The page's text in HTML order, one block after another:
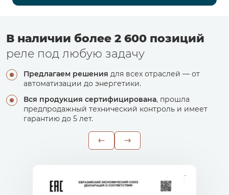
В наличии более 2 600 позиций
реле под любую задачу
Предлагаем решения для всех отраслей — от
автоматизации до энергетики.
Вся продукция сертифицирована, прошла
предпродажный технический контроль и имеет
гарантию до 5 лет.